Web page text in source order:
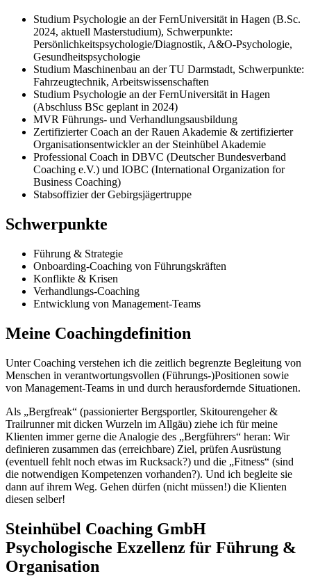
Studium Psychologie an der FernUniversität in Hagen (B.Sc.
2024, aktuell Masterstudium), Schwerpunkte:
Persönlichkeitspsychologie/Diagnostik, A&O-Psychologie,
Gesundheitspsychologie
Studium Maschinenbau an der TU Darmstadt, Schwerpunkte:
Fahrzeugtechnik, Arbeitswissenschaften
Studium Psychologie an der FernUniversität in Hagen
(Abschluss BSc geplant in 2024)
MVR Führungs- und Verhandlungsausbildung
Zertifizierter Coach an der Rauen Akademie & zertifizierter
Organisationsentwickler an der Steinhübel Akademie
Professional Coach in DBVC (Deutscher Bundesverband
Coaching e.V.) und IOBC (International Organization for
Business Coaching)
Stabsoffizier der Gebirgsjägertruppe
Schwerpunkte
Führung & Strategie
Onboarding-Coaching von Führungskräften
Konflikte & Krisen
Verhandlungs-Coaching
Entwicklung von Management-Teams
Meine Coachingdefinition
Unter Coaching verstehen ich die zeitlich begrenzte Begleitung von
Menschen in verantwortungsvollen (Führungs-)Positionen sowie
von Management-Teams in und durch herausfordernde Situationen.
Als „Bergfreak“ (passionierter Bergsportler, Skitourengeher &
Trailrunner mit dicken Wurzeln im Allgäu) ziehe ich für meine
Klienten immer gerne die Analogie des „Bergführers“ heran: Wir
definieren zusammen das (erreichbare) Ziel, prüfen Ausrüstung
(eventuell fehlt noch etwas im Rucksack?) und die „Fitness“ (sind
die notwendigen Kompetenzen vorhanden?). Und ich begleite sie
dann auf ihrem Weg. Gehen dürfen (nicht müssen!) die Klienten
diesen selber!
Steinhübel Coaching GmbH
Psychologische Exzellenz für Führung &
Organisation